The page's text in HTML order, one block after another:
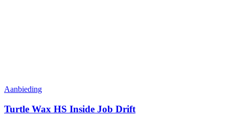
Aanbieding
Turtle Wax HS Inside Job Drift